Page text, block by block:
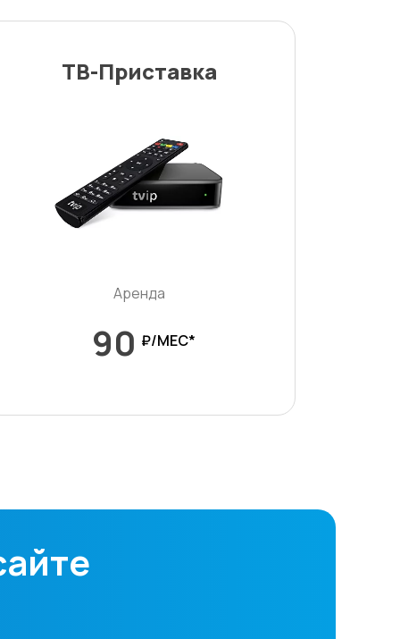
ТВ-Приставка
Аренда
90 ₽/МЕС*